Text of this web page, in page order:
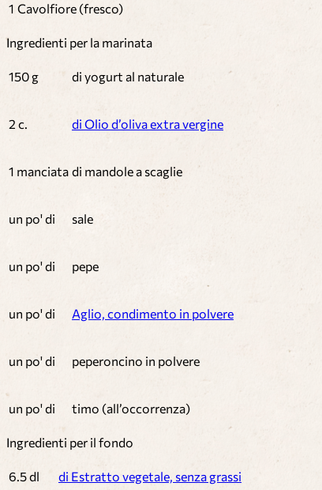
1 Cavolfiore (fresco)
Ingredienti per la marinata
150 g di yogurt al naturale
2 c. di Olio d’oliva extra vergine
1 manciata di mandole a scaglie
un po' di sale
un po' di pepe
un po' di Aglio, condimento in polvere
un po' di peperoncino in polvere
un po' di timo (all’occorrenza)
Ingredienti per il fondo
6.5 dl di Estratto vegetale, senza grassi